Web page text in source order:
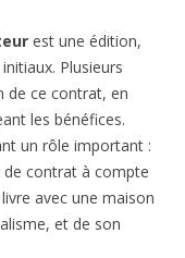
est une édition,
Plusieurs
de ce contrat, en
les bénéfices.
un rôle important :
contrat à compte
avec une maison
et de son